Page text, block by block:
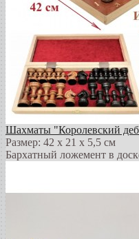
Шахматы "Королевский
Размер: 42 х 21 х 5,5 см
Бархатный ложемент в